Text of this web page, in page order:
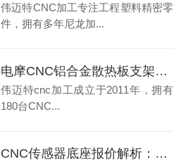
伟迈特CNC加工专注工程塑料精密零
件，拥有多年尼龙加...
电摩CNC铝合金散热板支架厂家怎么选？3个加工关键点判断质量
伟迈特cnc加工成立于2011年，拥有
180台CNC...
CNC传感器底座报价解析：高外观加工厂家用3大精度检测保证批量交付